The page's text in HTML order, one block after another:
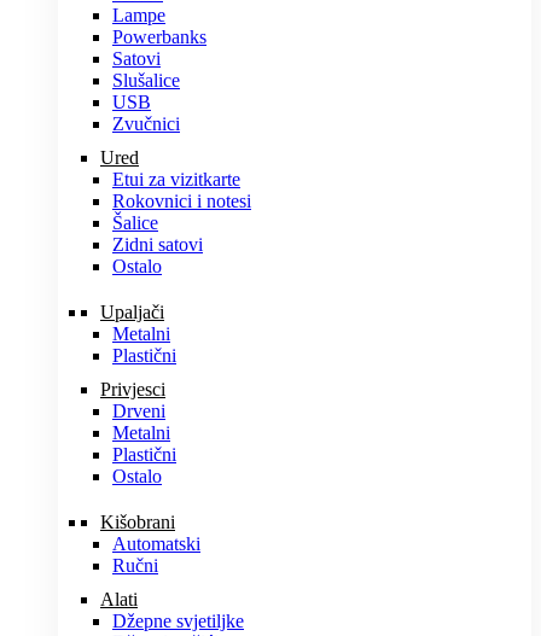
Lampe
Powerbanks
Satovi
Slušalice
USB
Zvučnici
Ured
Etui za vizitkarte
Rokovnici i notesi
Šalice
Zidni satovi
Ostalo
Upaljači
Metalni
Plastični
Privjesci
Drveni
Metalni
Plastični
Ostalo
Kišobrani
Automatski
Ručni
Alati
Džepne svjetiljke